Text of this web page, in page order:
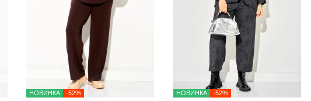
НОВИНКА -52% НОВИНКА -52%